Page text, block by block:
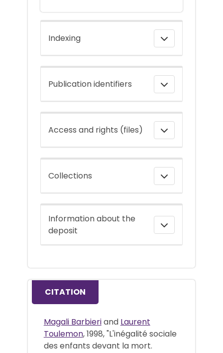
Indexing
Publication identifiers
Access and rights (files)
Collections
Information about the
deposit
CITATION
Magali Barbieriand Laurent
Toulemon, 1998, "L'inégalité sociale
des enfants devant la mort.